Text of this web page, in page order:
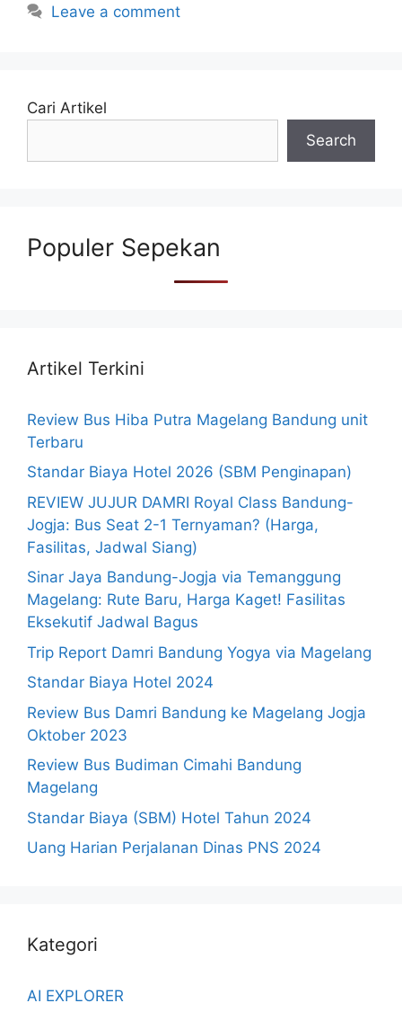
Leave a comment
Cari Artikel
Search
Populer Sepekan
Artikel Terkini
Review Bus Hiba Putra Magelang Bandung unit
Terbaru
Standar Biaya Hotel 2026 (SBM Penginapan)
REVIEW JUJUR DAMRI Royal Class Bandung-
Jogja: Bus Seat 2-1 Ternyaman? (Harga,
Fasilitas, Jadwal Siang)
Sinar Jaya Bandung-Jogja via Temanggung
Magelang: Rute Baru, Harga Kaget! Fasilitas
Eksekutif Jadwal Bagus
Trip Report Damri Bandung Yogya via Magelang
Standar Biaya Hotel 2024
Review Bus Damri Bandung ke Magelang Jogja
Oktober 2023
Review Bus Budiman Cimahi Bandung
Magelang
Standar Biaya (SBM) Hotel Tahun 2024
Uang Harian Perjalanan Dinas PNS 2024
Kategori
AI EXPLORER